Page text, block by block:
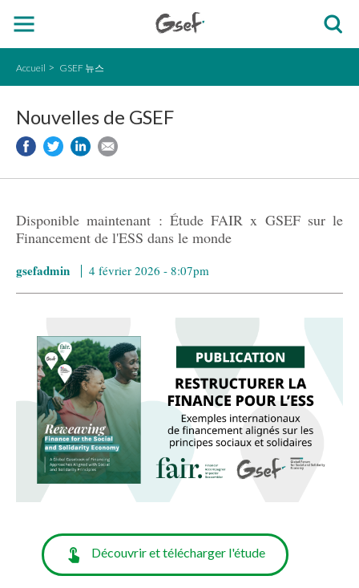
Accueil GSEF 뉴스
Nouvelles de GSEF
Disponible maintenant : Étude FAIR x GSEF sur le
Financement de l'ESS dans le monde
gsefadmin 4 février 2026 - 8:07pm
GSEF x FAIR Study fr.png
Découvrir et télécharger l'étude